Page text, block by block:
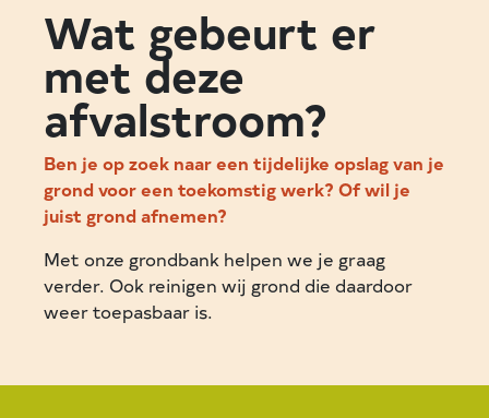
Wat gebeurt er
met deze
afvalstroom?
Ben je op zoek naar een tijdelijke opslag van je
grond voor een toekomstig werk? Of wil je
juist grond afnemen?
Met onze grondbank helpen we je graag
verder. Ook reinigen wij grond die daardoor
weer toepasbaar is.